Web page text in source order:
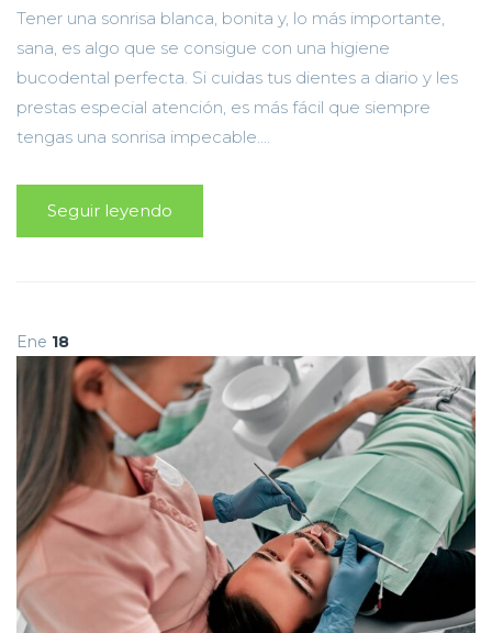
Tener una sonrisa blanca, bonita y, lo más importante,
sana, es algo que se consigue con una higiene
bucodental perfecta. Si cuidas tus dientes a diario y les
prestas especial atención, es más fácil que siempre
tengas una sonrisa impecable....
Seguir leyendo
Ene 18